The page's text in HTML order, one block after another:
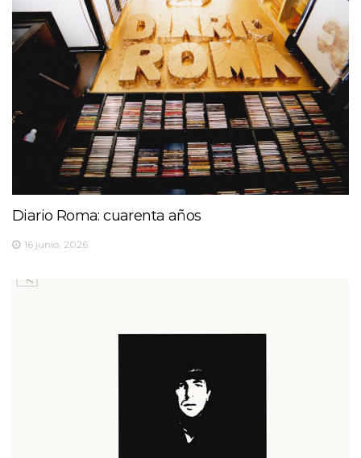
Diario Roma: cuarenta años
16 junio, 2026